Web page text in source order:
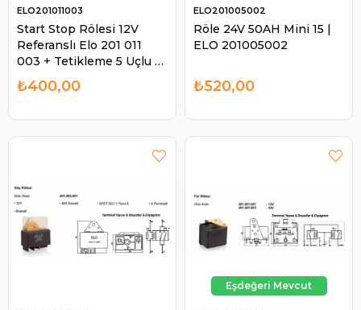
Start Stop Rölesi 12V
Referanslı Elo 201 011
003 + Tetikleme 5 Uçlu 10
A (Çift Platin) (Kalıcı) (+)
Tetik | ELO 201011003
ELO201011003
₺400,00
Röle 24V 50AH Mini 15 |
ELO 201005002
ELO201005002
₺520,00